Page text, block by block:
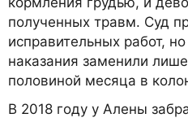
полученных травм. Суд
исправительных работ,
наказания заменили
половиной месяца в
В 2018 году у Алены